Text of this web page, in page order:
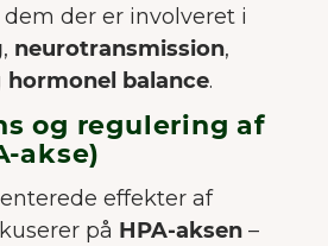
der er involveret i
, neurotransmission,
hormonel balance.
og regulering af
akse)
effekter af
på HPA-aksen –